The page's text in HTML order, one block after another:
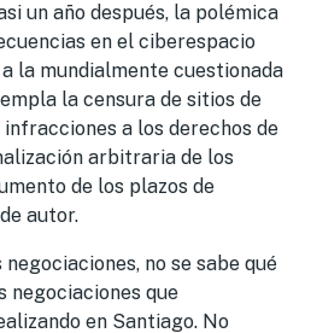
un año después, la polémica
en el ciberespacio
la mundialmente cuestionada
la censura de sitios de
a los derechos de
arbitraria de los
de los plazos de
autor.
no se sabe qué
negociaciones que
en Santiago. No